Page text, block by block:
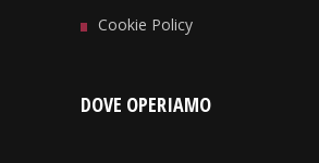
Cookie Policy
DOVE OPERIAMO